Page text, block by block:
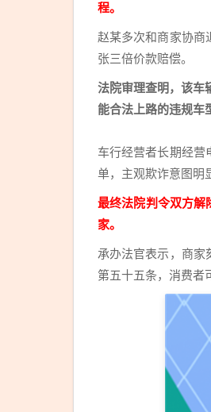
程。
赵某多次和商家协商
张三倍价款赔偿。
法院审理查明，该车
能合法上路的违规车
车行经营者长期经营
单，主观欺诈意图明
最终法院判令双方解
家。
承办法官表示，商家
第五十五条，消费者